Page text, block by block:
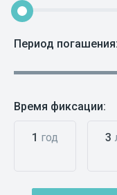
Период погашения:
Время фиксации:
1 год 3